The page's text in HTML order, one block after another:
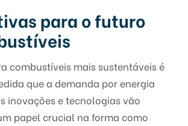
para o futuro
combustíveis mais sustentáveis é
que a demanda por energia
inovações e tecnologias vão
papel crucial na forma como